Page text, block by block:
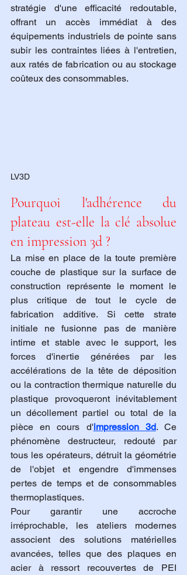
stratégie d'une efficacité redoutable,
offrant un accès immédiat à des
équipements industriels de pointe sans
subir les contraintes liées à l'entretien,
aux ratés de fabrication ou au stockage
coûteux des consommables.
LV3D
Pourquoi l'adhérence du
plateau est-elle la clé absolue
en impression 3d ?
La mise en place de la toute première
couche de plastique sur la surface de
construction représente le moment le
plus critique de tout le cycle de
fabrication additive. Si cette strate
initiale ne fusionne pas de manière
intime et stable avec le support, les
forces d'inertie générées par les
accélérations de la tête de déposition
ou la contraction thermique naturelle du
plastique provoqueront inévitablement
un décollement partiel ou total de la
pièce en cours d'impression 3d. Ce
phénomène destructeur, redouté par
tous les opérateurs, détruit la géométrie
de l'objet et engendre d'immenses
pertes de temps et de consommables
thermoplastiques.
Pour garantir une accroche
irréprochable, les ateliers modernes
associent des solutions matérielles
avancées, telles que des plaques en
acier à ressort recouvertes de PEI